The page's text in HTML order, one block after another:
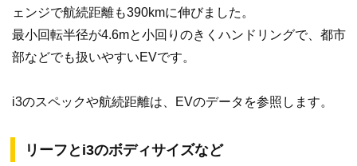
ェンジで航続距離も390kmに伸びました。
最小回転半径が4.6mと小回りのきくハンドリングで、都市
部などでも扱いやすいEVです。
i3のスペックや航続距離は、EVのデータを参照します。
リーフとi3のボディサイズなど